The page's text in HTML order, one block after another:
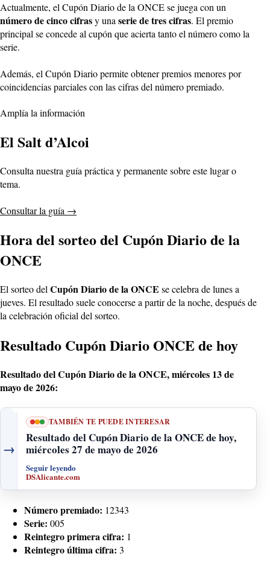
Actualmente, el Cupón Diario de la ONCE se juega con un
número de cinco cifrasy una serie de tres cifras. El premio
principal se concede al cupón que acierta tanto el número como la
serie.
Además, el Cupón Diario permite obtener premios menores por
coincidencias parciales con las cifras del número premiado.
Amplía la información
El Salt d’Alcoi
Consulta nuestra guía práctica y permanente sobre este lugar o
tema.
Consultar la guía →
Hora del sorteo del Cupón Diario de la
ONCE
El sorteo del Cupón Diario de la ONCE se celebra de lunes a
jueves. El resultado suele conocerse a partir de la noche, después de
la celebración oficial del sorteo.
Resultado Cupón Diario ONCE de hoy
Resultado del Cupón Diario de la ONCE, miércoles 13 de
mayo de 2026:
→
TAMBIÉN TE PUEDE INTERESAR
Resultado del Cupón Diario de la ONCE de hoy,
miércoles 27 de mayo de 2026
Seguir leyendo
DSAlicante.com
Número premiado: 12343
Serie: 005
Reintegro primera cifra: 1
Reintegro última cifra: 3